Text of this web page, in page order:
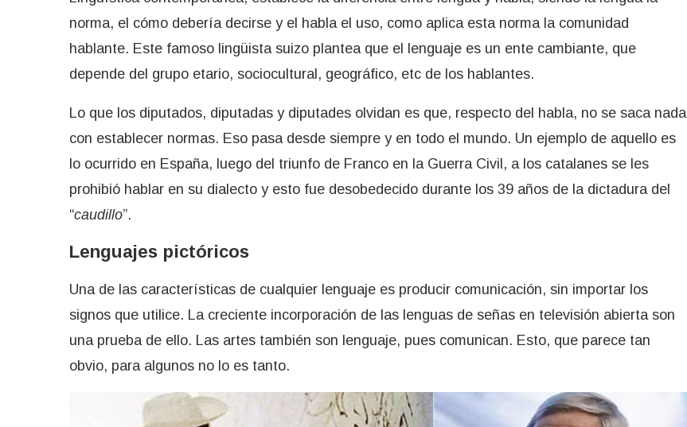
norma, el cómo debería decirse y el habla el uso, como aplica esta norma la comunidad
hablante. Este famoso lingüista suizo plantea que el lenguaje es un ente cambiante, que
depende del grupo etario, sociocultural, geográfico, etc de los hablantes.
Lo que los diputados, diputadas y diputades olvidan es que, respecto del habla, no se saca nada
con establecer normas. Eso pasa desde siempre y en todo el mundo. Un ejemplo de aquello es
lo ocurrido en España, luego del triunfo de Franco en la Guerra Civil, a los catalanes se les
prohibió hablar en su dialecto y esto fue desobedecido durante los 39 años de la dictadura del
“caudillo”.
Lenguajes pictóricos
Una de las características de cualquier lenguaje es producir comunicación, sin importar los
signos que utilice. La creciente incorporación de las lenguas de señas en televisión abierta son
una prueba de ello. Las artes también son lenguaje, pues comunican. Esto, que parece tan
obvio, para algunos no lo es tanto.